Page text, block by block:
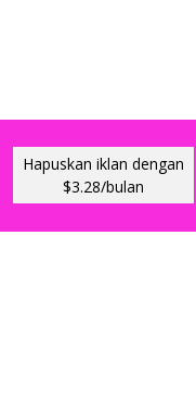
Hapuskan iklan dengan
$3.28/bulan